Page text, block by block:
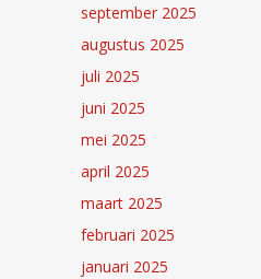
september 2025
augustus 2025
juli 2025
juni 2025
mei 2025
april 2025
maart 2025
februari 2025
januari 2025